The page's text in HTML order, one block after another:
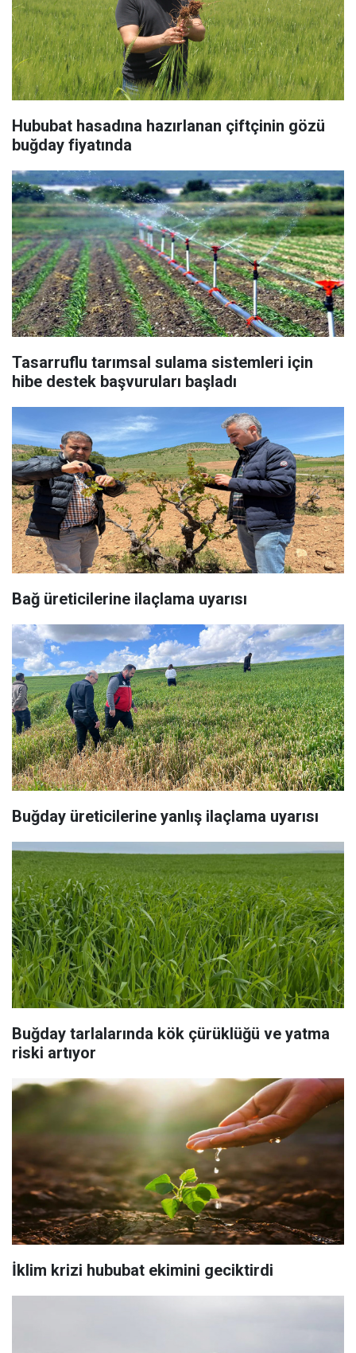
Hububat hasadına hazırlanan çiftçinin gözü
buğday fiyatında
Tasarruflu tarımsal sulama sistemleri için
hibe destek başvuruları başladı
Bağ üreticilerine ilaçlama uyarısı
Buğday üreticilerine yanlış ilaçlama uyarısı
Buğday tarlalarında kök çürüklüğü ve yatma
riski artıyor
İklim krizi hububat ekimini geciktirdi